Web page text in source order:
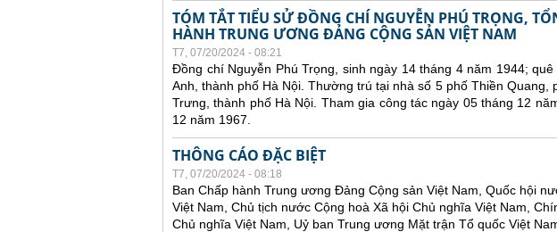
TÓM TẮT TIỂU SỬ ĐỒNG CHÍ NGUYỄN PHÚ TRỌNG,
HÀNH TRUNG ƯƠNG ĐẢNG CỘNG SẢN VIỆT NAM
T7, 07/20/2024 - 08:21
Đồng chí Nguyễn Phú Trọng, sinh ngày 14 tháng 4 năm 1944;
Anh, thành phố Hà Nội. Thường trú tại nhà số 5 phố Thiền Quang,
Trưng, thành phố Hà Nội. Tham gia công tác ngày 05 tháng 12
12 năm 1967.
THÔNG CÁO ĐẶC BIỆT
T7, 07/20/2024 - 08:18
Ban Chấp hành Trung ương Đảng Cộng sản Việt Nam, Quốc hội
Việt Nam, Chủ tịch nước Cộng hoà Xã hội Chủ nghĩa Việt Nam,
Chủ nghĩa Việt Nam, Uỷ ban Trung ương Mặt trận Tổ quốc Việt